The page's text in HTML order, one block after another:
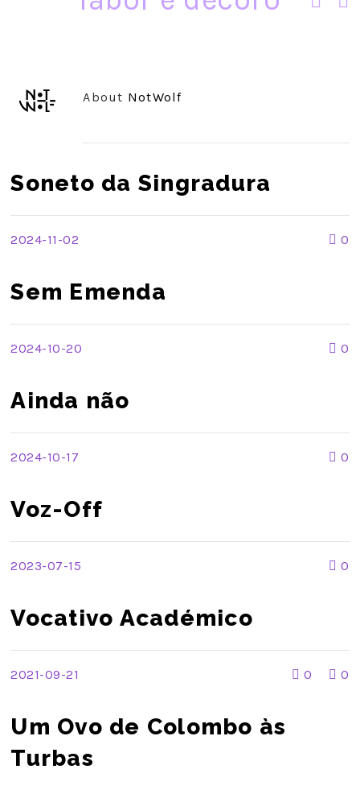
About NotWolf
Soneto da Singradura
2024-11-02 0
Sem Emenda
2024-10-20 0
Ainda não
2024-10-17 0
Voz-Off
2023-07-15 0
Vocativo Académico
2021-09-21 0 0
Um Ovo de Colombo às
Turbas